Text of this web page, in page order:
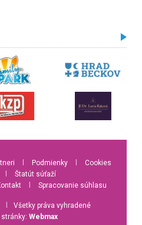
Podmienky
Cookies
Štatút súťaží
Spracovanie súhlasu
Všetky práva vyhradené
stránky: Webmax